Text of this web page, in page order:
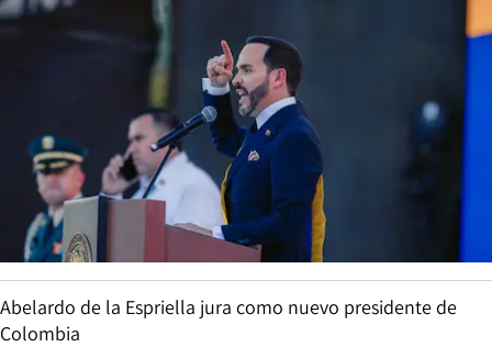
Abelardo de la Espriella jura como nuevo presidente de
Colombia